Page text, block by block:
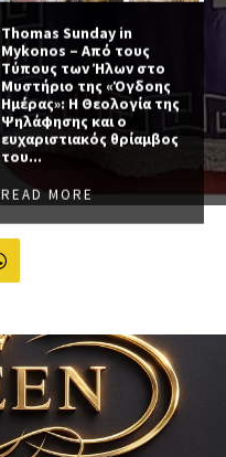
Thomas Sunday in
Mykonos – Από τους
Τύπους των Ήλων στο
Μυστήριο της «Όγδοης
Ημέρας»: Η Θεολογία της
Ψηλάφησης και ο
ευχαριστιακός θρίαμβος
του...
READ MORE